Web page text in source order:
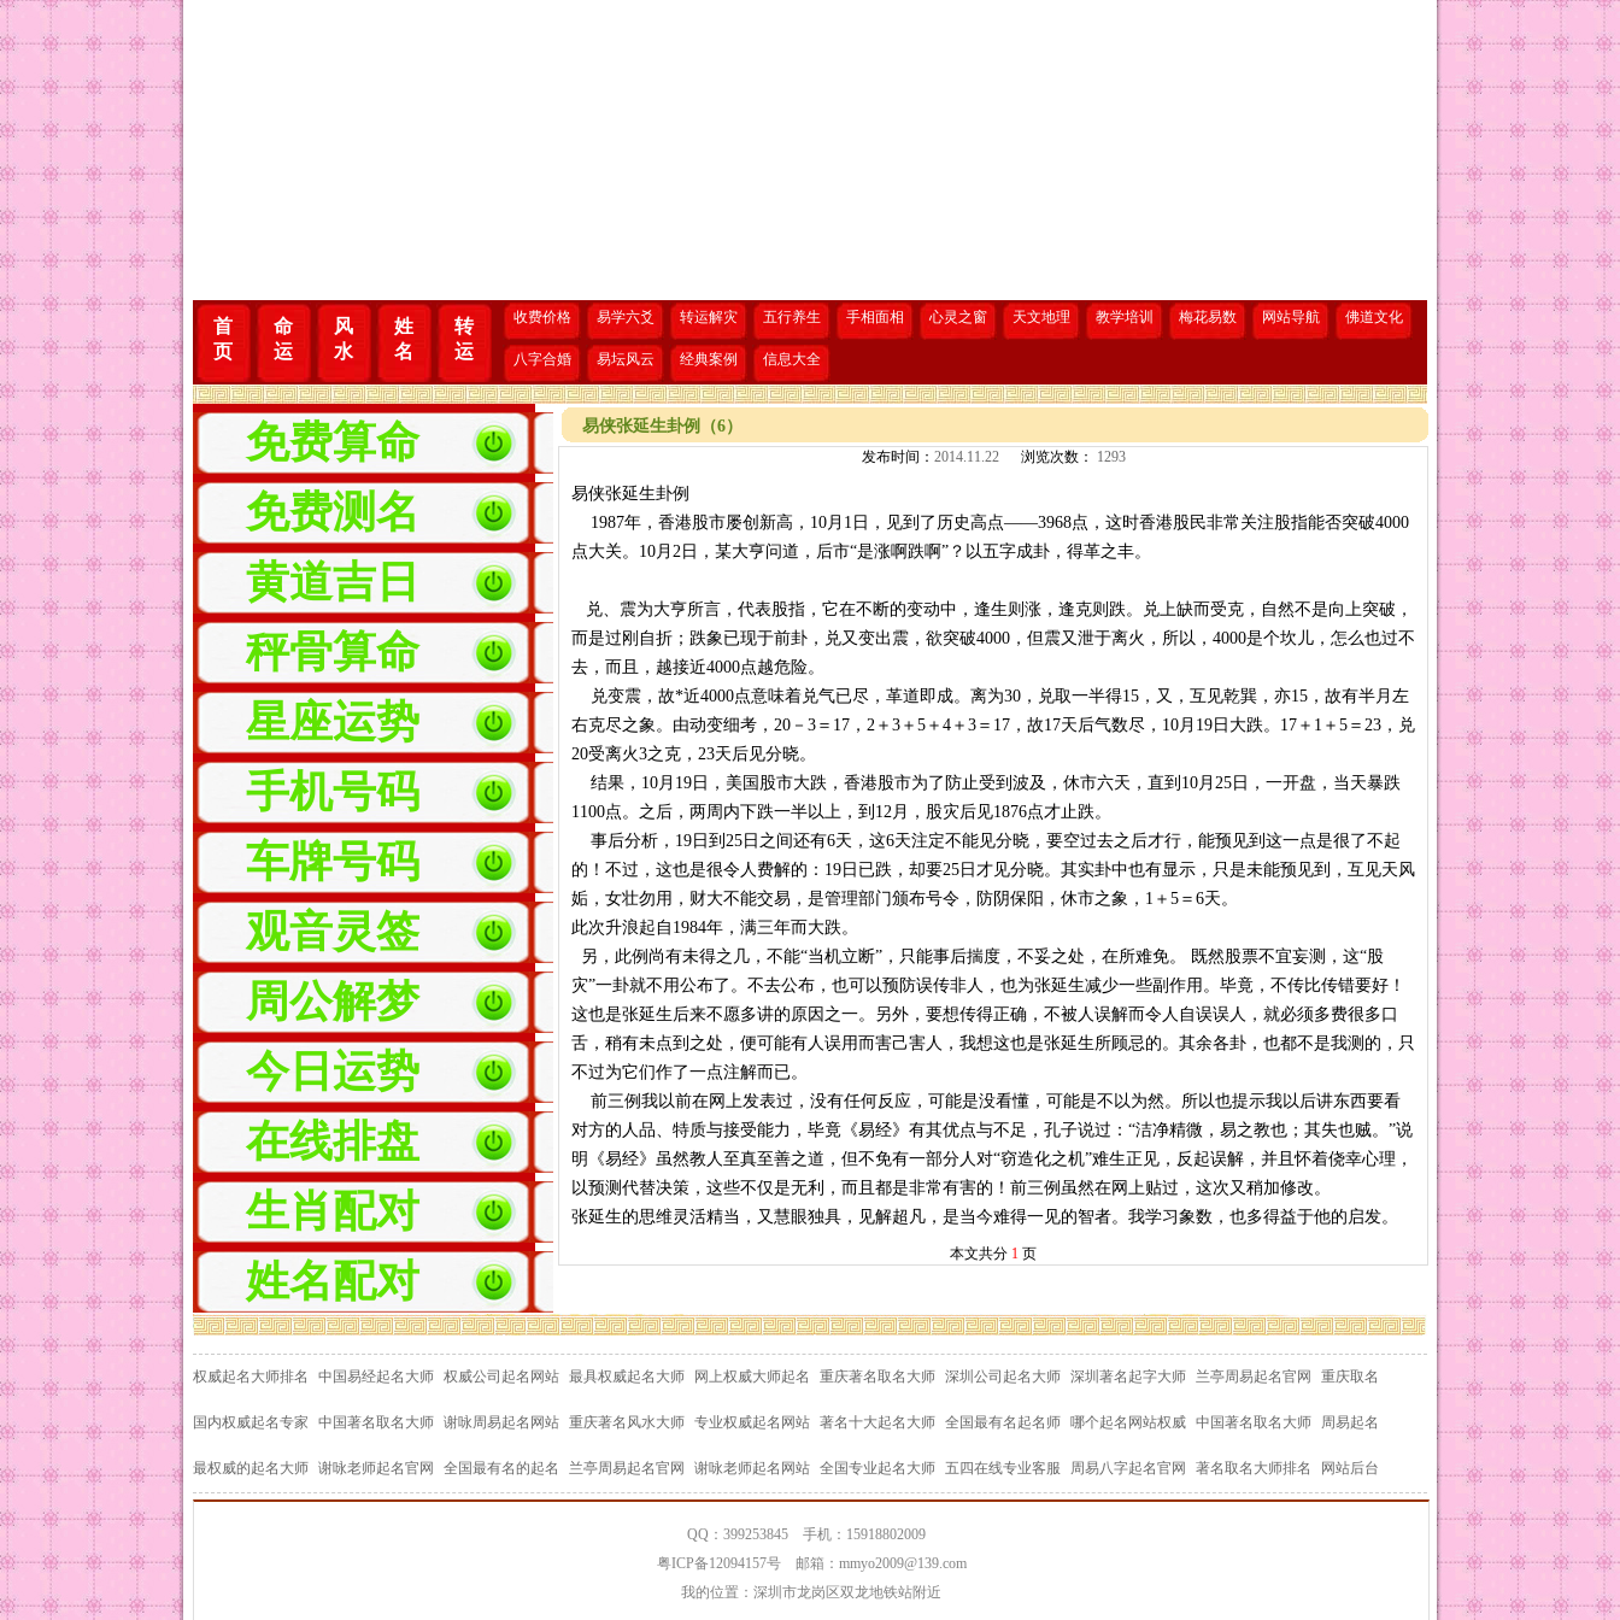
首
页
命
运
风
水
姓
名
转
运
收费价格 易学六爻 转运解灾 五行养生 手相面相 心灵之窗 天文地理 教学培训 梅花易数 网站导航 佛道文化
八字合婚 易坛风云 经典案例 信息大全
免费算命
免费测名
黄道吉日
秤骨算命
星座运势
手机号码
车牌号码
观音灵签
周公解梦
今日运势
在线排盘
生肖配对
姓名配对
易侠张延生卦例（6）
发布时间： 2014.11.22浏览次数： 1293
易侠张延生卦例
1987年，香港股市屡创新高，10月1日，见到了历史高点——3968点，这时香港股民非常关注股指能否突破4000
点大关。10月2日，某大亨问道，后市“是涨啊跌啊”？以五字成卦，得革之丰。
兑、震为大亨所言，代表股指，它在不断的变动中，逢生则涨，逢克则跌。兑上缺而受克，自然不是向上突破，
而是过刚自折；跌象已现于前卦，兑又变出震，欲突破4000，但震又泄于离火，所以，4000是个坎儿，怎么也过不
去，而且，越接近4000点越危险。
兑变震，故*近4000点意味着兑气已尽，革道即成。离为30，兑取一半得15，又，互见乾巽，亦15，故有半月左
右克尽之象。由动变细考，20－3＝17，2＋3＋5＋4＋3＝17，故17天后气数尽，10月19日大跌。17＋1＋5＝23，兑
20受离火3之克，23天后见分晓。
结果，10月19日，美国股市大跌，香港股市为了防止受到波及，休市六天，直到10月25日，一开盘，当天暴跌
1100点。之后，两周内下跌一半以上，到12月，股灾后见1876点才止跌。
事后分析，19日到25日之间还有6天，这6天注定不能见分晓，要空过去之后才行，能预见到这一点是很了不起
的！不过，这也是很令人费解的：19日已跌，却要25日才见分晓。其实卦中也有显示，只是未能预见到，互见天风
姤，女壮勿用，财大不能交易，是管理部门颁布号令，防阴保阳，休市之象，1＋5＝6天。
此次升浪起自1984年，满三年而大跌。
另，此例尚有未得之几，不能“当机立断”，只能事后揣度，不妥之处，在所难免。 既然股票不宜妄测，这“股
灾”一卦就不用公布了。不去公布，也可以预防误传非人，也为张延生减少一些副作用。毕竟，不传比传错要好！
这也是张延生后来不愿多讲的原因之一。另外，要想传得正确，不被人误解而令人自误误人，就必须多费很多口
舌，稍有未点到之处，便可能有人误用而害己害人，我想这也是张延生所顾忌的。其余各卦，也都不是我测的，只
不过为它们作了一点注解而已。
前三例我以前在网上发表过，没有任何反应，可能是没看懂，可能是不以为然。所以也提示我以后讲东西要看
对方的人品、特质与接受能力，毕竟《易经》有其优点与不足，孔子说过：“洁净精微，易之教也；其失也贼。”说
明《易经》虽然教人至真至善之道，但不免有一部分人对“窃造化之机”难生正见，反起误解，并且怀着侥幸心理，
以预测代替决策，这些不仅是无利，而且都是非常有害的！前三例虽然在网上贴过，这次又稍加修改。
张延生的思维灵活精当，又慧眼独具，见解超凡，是当今难得一见的智者。我学习象数，也多得益于他的启发。
本文共分 1 页
权威起名大师排名 中国易经起名大师 权威公司起名网站 最具权威起名大师 网上权威大师起名 重庆著名取名大师 深圳公司起名大师 深圳著名起字大师 兰亭周易起名官网 重庆取名
国内权威起名专家 中国著名取名大师 谢咏周易起名网站 重庆著名风水大师 专业权威起名网站 著名十大起名大师 全国最有名起名师 哪个起名网站权威 中国著名取名大师 周易起名
最权威的起名大师 谢咏老师起名官网 全国最有名的起名 兰亭周易起名官网 谢咏老师起名网站 全国专业起名大师 五四在线专业客服 周易八字起名官网 著名取名大师排名 网站后台
QQ：399253845 手机：15918802009
粤ICP备12094157号 邮箱：mmyo2009@139.com
我的位置：深圳市龙岗区双龙地铁站附近